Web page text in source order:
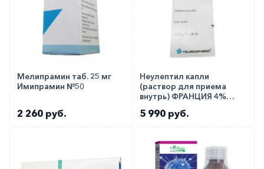
Мелипрамин таб. 25 мг
Имипрамин №50
2 260 руб.
Неулептил капли
(раствор для приема
внутрь) ФРАНЦИЯ 4%
5 990 руб.